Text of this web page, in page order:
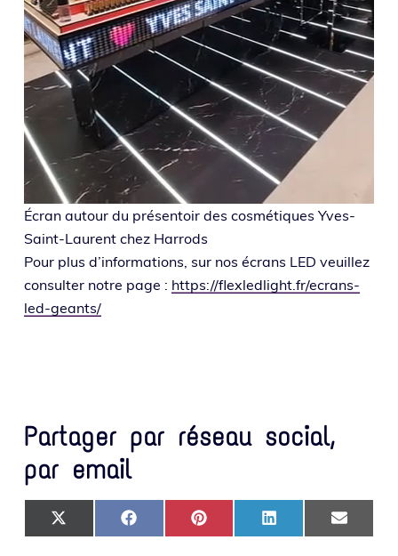
Écran autour du pré­sen­toir des cos­mé­tiques Yves-
Saint-Laurent chez Harrods
Pour plus d’in­for­ma­tions, sur nos écrans LED veuillez
consul­ter notre page : https://flexledlight.fr/ecrans-
led-geants/
Partager par réseau social,
par email
SHARE ON X (TWITTER)
SHARE ON FACEBOOKSHARE ON PINTERESTSHARE ON LINKEDIN
SHARE